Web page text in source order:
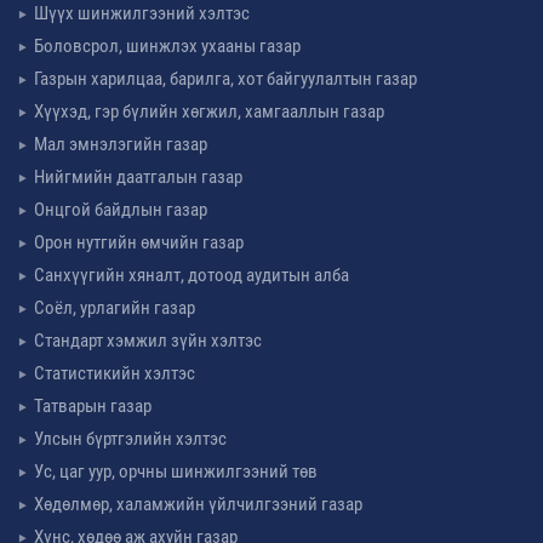
Шүүх шинжилгээний хэлтэс
Боловсрол, шинжлэх ухааны газар
Газрын харилцаа, барилга, хот байгуулалтын газар
Хүүхэд, гэр бүлийн хөгжил, хамгааллын газар
Мал эмнэлэгийн газар
Нийгмийн даатгалын газар
Онцгой байдлын газар
Орон нутгийн өмчийн газар
Санхүүгийн хяналт, дотоод аудитын алба
Соёл, урлагийн газар
Стандарт хэмжил зүйн хэлтэс
Статистикийн хэлтэс
Татварын газар
Улсын бүртгэлийн хэлтэс
Ус, цаг уур, орчны шинжилгээний төв
Хөдөлмөр, халамжийн үйлчилгээний газар
Хүнс, хөдөө аж ахуйн газар